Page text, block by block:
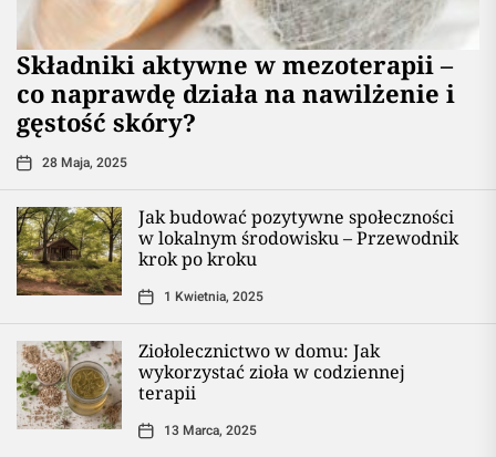
Składniki aktywne w mezoterapii –
co naprawdę działa na nawilżenie i
gęstość skóry?
28 Maja, 2025
Jak budować pozytywne społeczności
w lokalnym środowisku – Przewodnik
krok po kroku
1 Kwietnia, 2025
Ziołolecznictwo w domu: Jak
wykorzystać zioła w codziennej
terapii
13 Marca, 2025